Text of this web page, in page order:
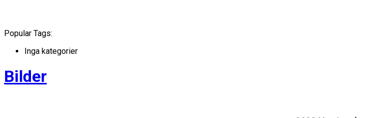
Popular Tags:
Inga kategorier
Bilder